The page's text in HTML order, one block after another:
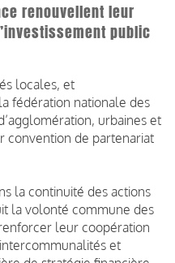
renouvellent leur
public
locales, et
fédération nationale des
urbaines et
de partenariat
la continuité des actions
la volonté commune des
leur coopération
et